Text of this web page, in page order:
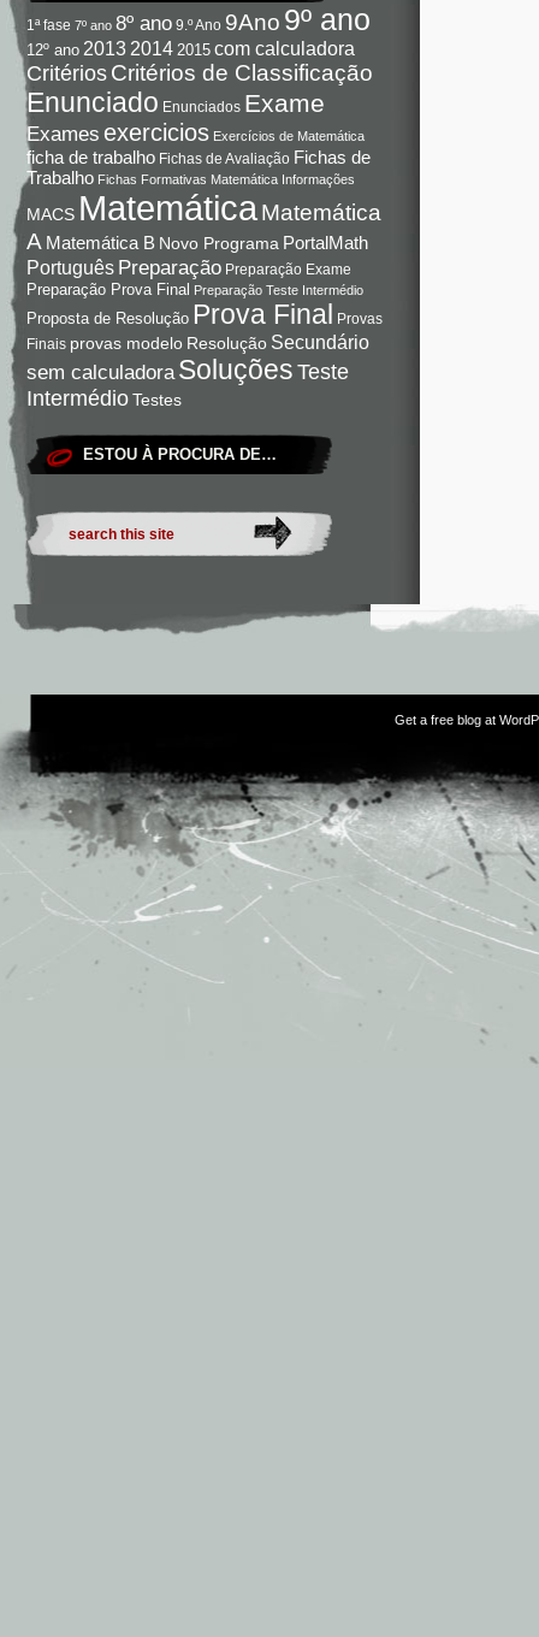
1ª fase 7º ano 8º ano 9.º Ano 9Ano 9º ano
12º ano 2013 2014 2015 com calculadora
Critérios Critérios de Classificação
Enunciado Enunciados Exame
Exames exercicios Exercícios de Matemática
ficha de trabalho Fichas de Avaliação Fichas de
Trabalho Fichas Formativas Matemática Informações
MACS Matemática Matemática
A Matemática B Novo Programa PortalMath
Português Preparação Preparação Exame
Preparação Prova Final Preparação Teste Intermédio
Proposta de Resolução Prova Final Provas
Finais provas modelo Resolução Secundário
sem calculadora Soluções Teste
IntermédioTestes
ESTOU À PROCURA DE…
Get a free blog at